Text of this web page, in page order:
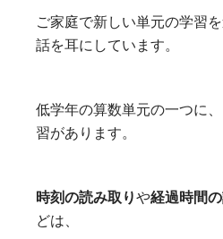
ご家庭で新しい単元の学習
話を耳にしています。
低学年の算数単元の一つに、
習があります。
時刻の読み取りや経過時間
どは、